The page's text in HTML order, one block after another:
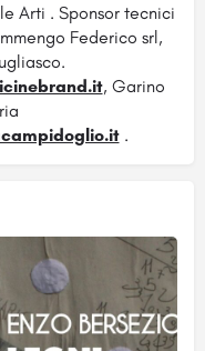
Arti . Sponsor tecnici
Federico srl,
, Garino
.